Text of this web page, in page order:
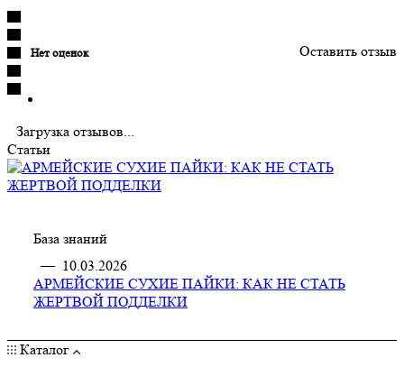
Нет оценок Оставить отзыв
Загрузка отзывов...
Статьи
База знаний
— 10.03.2026
АРМЕЙСКИЕ СУХИЕ ПАЙКИ: КАК НЕ СТАТЬ
ЖЕРТВОЙ ПОДДЕЛКИ
Каталог